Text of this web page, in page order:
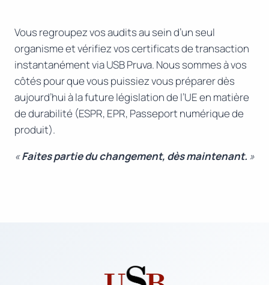
Vous regroupez vos audits au sein d’un seul
organisme et vérifiez vos certificats de transaction
instantanément via USB Pruva. Nous sommes à vos
côtés pour que vous puissiez vous préparer dès
aujourd’hui à la future législation de l’UE en matière
de durabilité (ESPR, EPR, Passeport numérique de
produit).
«Faites partie du changement, dès maintenant. »